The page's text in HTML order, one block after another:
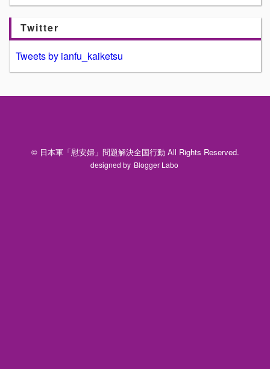
Twitter
Tweets by ianfu_kaiketsu
© 日本軍「慰安婦」問題解決全国行動 All Rights Reserved.
designed by Blogger Labo